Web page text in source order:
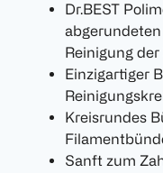
Dr.BEST
Reinigung der
Einzigartiger
Kreisrundes
Sanft zum